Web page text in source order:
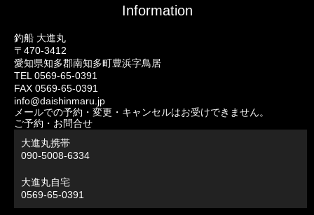
Information
釣船 大進丸
〒470-3412
愛知県知多郡南知多町豊浜字鳥居
TEL 0569-65-0391
FAX 0569-65-0391
info@daishinmaru.jp
メールでの予約・変更・キャンセルはお受けできません。
ご予約・お問合せ
大進丸携帯
090-5008-6334
大進丸自宅
0569-65-0391